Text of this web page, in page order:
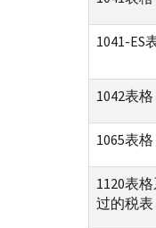
1041-ES
1042表
1065表格
1120表
过的税表